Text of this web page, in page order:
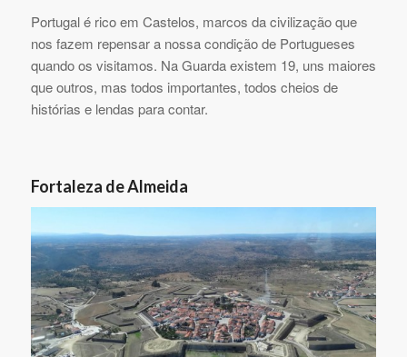
Portugal é rico em Castelos, marcos da civilização que
nos fazem repensar a nossa condição de Portugueses
quando os visitamos. Na Guarda existem 19, uns maiores
que outros, mas todos importantes, todos cheios de
histórias e lendas para contar.
Fortaleza de Almeida